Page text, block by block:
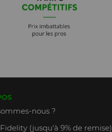
nous ?
(jusqu'à 9% de remise)